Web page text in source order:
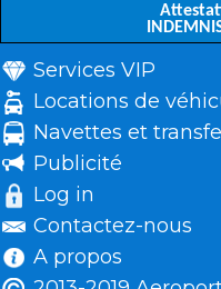
Services VIP
Locations de
Navettes et
Publicité
Log in
Contactez-nous
A propos